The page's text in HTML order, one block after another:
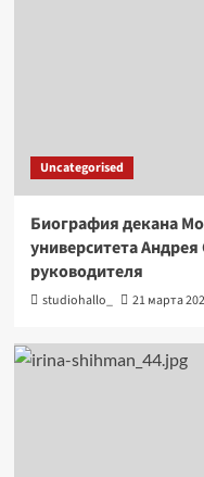
Uncategorised
Биография декана
университета
руководителя
studiohallo_ 21 марта